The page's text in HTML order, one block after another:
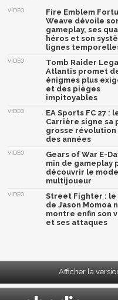
VIDÉO
Fire Emblem
Weave dévoile
gameplay, ses
héros et son
lignes
VIDÉO
Tomb Raider
Atlantis promet
énigmes plus
et des pièges
impitoyables
VIDÉO
EA Sports FC 27 :
Carrière signe sa
grosse révolution
des années
VIDÉO
Gears of War E-
min de gameplay
découvrir le mode
multijoueur
VIDÉO
Street Fighter : le
de Jason Momoa
montre enfin son
et ses attaques
Afficher la